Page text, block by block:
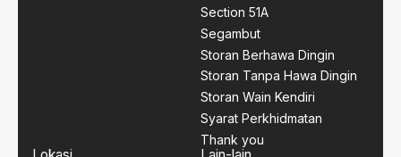
Section 51A
Segambut
Storan Berhawa Dingin
Storan Tanpa Hawa Dingin
Storan Wain Kendiri
Syarat Perkhidmatan
Thank you